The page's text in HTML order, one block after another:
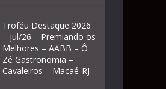
Troféu Destaque 2026
– jul/26 – Premiando os
Melhores – AABB – Ô
Zé Gastronomia –
Cavaleiros – Macaé-RJ